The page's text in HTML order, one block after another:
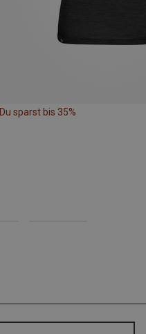
Du sparst bis 35%